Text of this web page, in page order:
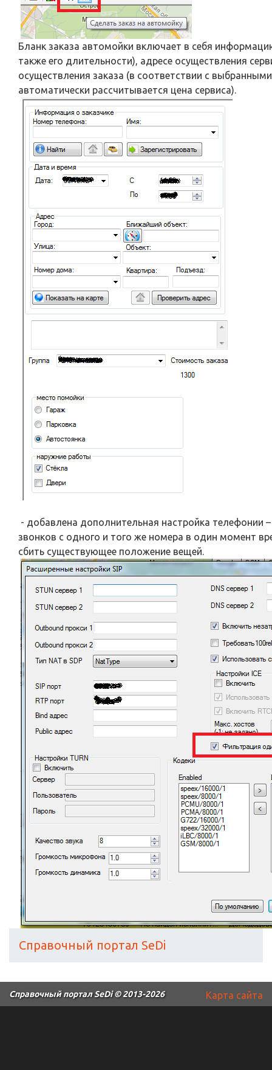
Бланк заказа автомойки включает в себя
также его длительности), адресе осуществления
осуществления заказа (в соответствии с
автоматически рассчитывается цена сервиса).
- добавлена дополнительная настройка
звонков с одного и того же номера в один момент
сбить существующее положение вещей.
Справочный портал SeDi
Карта сайта
Справочный портал SeDi© 2013-2026